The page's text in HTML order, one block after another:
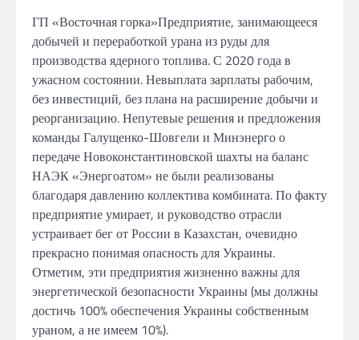
ГП «Восточная горка»Предприятие, занимающееся
добычей и переработкой уранаиз рудыдля
производства ядерного топлива.С 2020 годав
ужасномсостоянии.Невыплата зарплаты рабочим,
безинвестиций, без плананарасширение добычи и
реорганизацию. Непутевые решенияи предложения
команды Галущенко-Шовгели и Минэнергоо
передаче Новоконстантиновской шахтынабаланс
НАЭК«Энергоатом» небыли реализованы
благодаря давлению коллектива комбината.По факту
предприятие умирает, и руководствоотрасли
устраивает бег отРоссии в Казахстан, очевидно
прекраснопонимая опасность для Украины.
Отметим, эти предприятияжизненноважны для
энергетической безопасности Украины(мы должны
достичь 100% обеспечения Украины собственным
ураном, а неимеем 10%).